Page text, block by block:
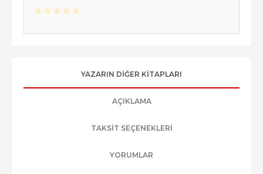
YAZARIN DIĞER KITAPLARI
AÇIKLAMA
TAKSIT SEÇENEKLERI
YORUMLAR